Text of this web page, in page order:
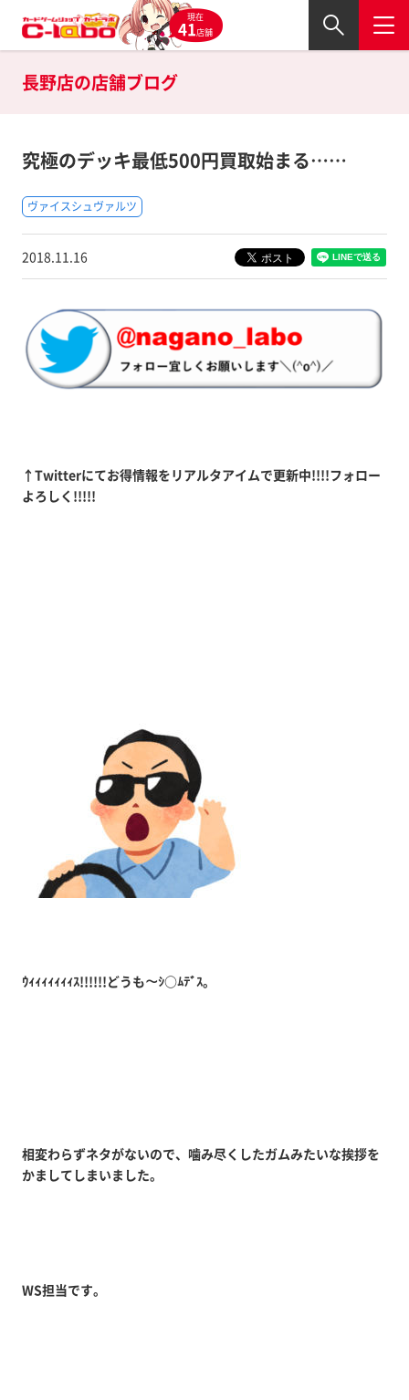
現在
41店舗
長野店の店舗ブログ
究極のデッキ最低500円買取始まる……
ヴァイスシュヴァルツ
2018.11.16
↑Twitterにてお得情報をリアルタアイムで更新中!!!!フォロー
よろしく!!!!!
ｳｨｨｨｨｨｨｨｽ!!!!!!どうも～ｼ○ﾑﾃﾞｽ。
相変わらずネタがないので、噛み尽くしたガムみたいな挨拶を
かましてしまいました。
WS担当です。